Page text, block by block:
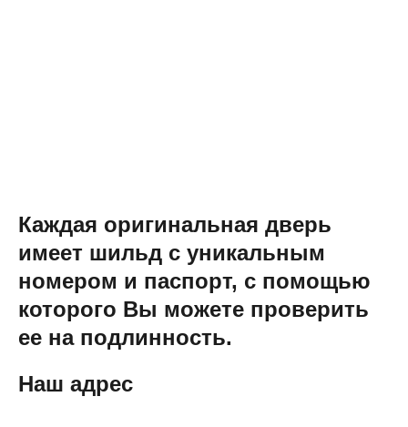
Каждая оригинальная дверь
имеет шильд с уникальным
номером и паспорт, с помощью
которого Вы можете проверить
ее на подлинность.
Наш адрес